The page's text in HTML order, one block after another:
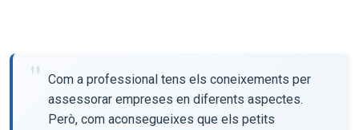
Com a professional tens els coneixements per
assessorar empreses en diferents aspectes.
Però, com aconsegueixes que els petits